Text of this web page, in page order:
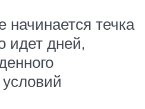
начинается течка
идет дней,